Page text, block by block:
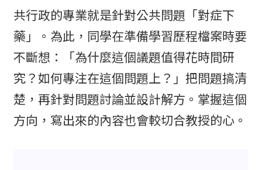
共行政的專業就是針對公共問題「對症下
藥」。為此，同學在準備學習歷程檔案時要
不斷想：「為什麼這個議題值得花時間研
究？如何專注在這個問題上？」把問題搞清
楚，再針對問題討論並設計解方。掌握這個
方向，寫出來的內容也會較切合教授的心。